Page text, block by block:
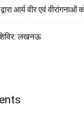
आर्य वीर एवं वीरांगनाओं
लखनऊ